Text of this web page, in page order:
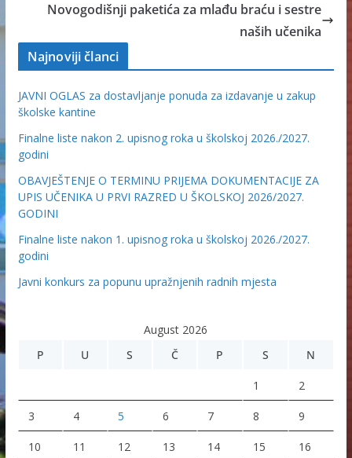
Novogodišnji paketića za mlađu braću i sestre
naših učenika
Najnoviji članci
JAVNI OGLAS za dostavljanje ponuda za izdavanje u zakup
školske kantine
Finalne liste nakon 2. upisnog roka u školskoj 2026./2027.
godini
OBAVJEŠTENJE O TERMINU PRIJEMA DOKUMENTACIJE ZA
UPIS UČENIKA U PRVI RAZRED U ŠKOLSKOJ 2026/2027.
GODINI
Finalne liste nakon 1. upisnog roka u školskoj 2026./2027.
godini
Javni konkurs za popunu upražnjenih radnih mjesta
August 2026
P
U S Č P S N
1 2
3 4 5 6 7 8 9
10 11 12 13 14 15 16